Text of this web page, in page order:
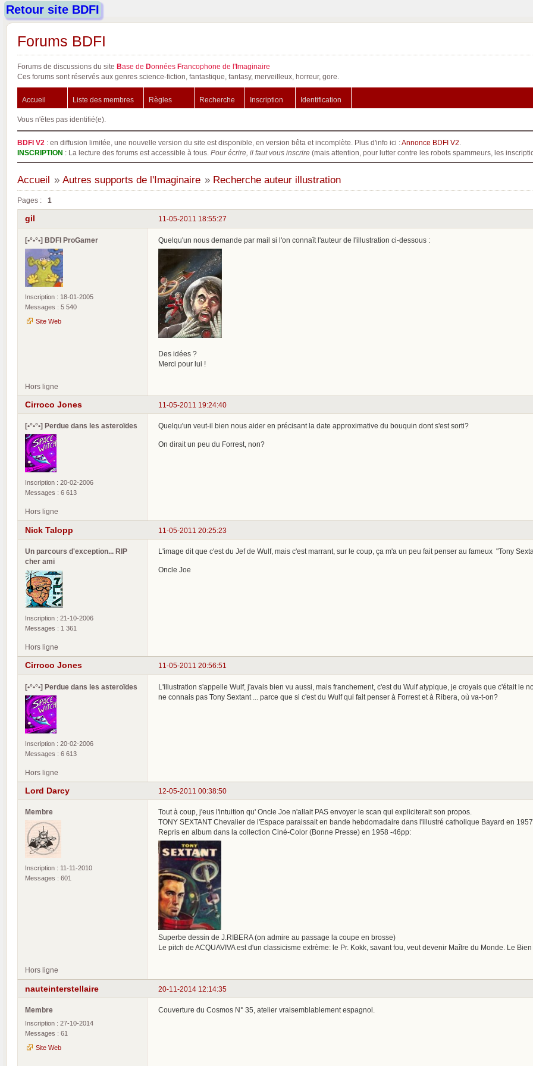
Retour site BDFI
Forums BDFI
Forums de discussions du site Base de Données Francophone de l'Imaginaire
Ces forums sont réservés aux genres science-fiction, fantastique, fantasy, merveilleux, horreur, gore.
Accueil Liste des membres Règles Recherche Inscription Identification
Vous n'êtes pas identifié(e).
BDFI V2 : en diffusion limitée, une nouvelle version du site est disponible, en version bêta et incomplète. Plus d'info ici :Annonce BDFI V2
INSCRIPTION : La lecture des forums est accessible à tous. Pour écrire, il faut vous inscrire (mais attention, pour lutter contre les robots spammeurs, les
Accueil » Autres supports de l'Imaginaire » Recherche auteur illustration
Pages : 1
11-05-2011 18:55:27
gil
[•°•°•] BDFI ProGamer
Inscription : 18-01-2005
Messages : 5 540
Site Web
Quelqu'un nous demande par mail si l'on connaît l'auteur de l'illustration ci-dessous :
Des idées ?
Merci pour lui !
Hors ligne
11-05-2011 19:24:40
Cirroco Jones
[•°•°•] Perdue dans les asteroïdes
Inscription : 20-02-2006
Messages : 6 613
Quelqu'un veut-il bien nous aider en précisant la date approximative du bouquin dont s'est sorti?
On dirait un peu du Forrest, non?
Hors ligne
11-05-2011 20:25:23
Nick Talopp
Un parcours d'exception... RIP
cher ami
Inscription : 21-10-2006
Messages : 1 361
L'image dit que c'est du Jef de Wulf, mais c'est marrant, sur le coup, ça m'a un peu fait penser au fameux "Tony
Oncle Joe
Hors ligne
11-05-2011 20:56:51
Cirroco Jones
[•°•°•] Perdue dans les asteroïdes
Inscription : 20-02-2006
Messages : 6 613
L'illustration s'appelle Wulf, j'avais bien vu aussi, mais franchement, c'est du Wulf atypique, je croyais que c'était le
ne connais pas Tony Sextant ... parce que si c'est du Wulf qui fait penser à Forrest et à Ribera, où va-t-on?
Hors ligne
12-05-2011 00:38:50
Lord Darcy
Membre
Inscription : 11-11-2010
Messages : 601
Tout à coup, j'eus l'intuition qu' Oncle Joe n'allait PAS envoyer le scan qui expliciterait son propos.
TONY SEXTANT Chevalier de l'Espace paraissait en bande hebdomadaire dans l'illustré catholique Bayard en 1957.
Repris en album dans la collection Ciné-Color (Bonne Presse) en 1958 -46pp:
Superbe dessin de J.RIBERA (on admire au passage la coupe en brosse)
Le pitch de ACQUAVIVA est d'un classicisme extrème: le Pr. Kokk, savant fou, veut devenir Maître du Monde. Le Bien
Hors ligne
20-11-2014 12:14:35
nauteinterstellaire
Membre
Inscription : 27-10-2014
Messages : 61
Site Web
Couverture du Cosmos N° 35, atelier vraisemblablement espagnol.